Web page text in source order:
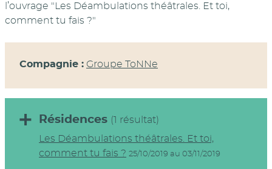
l’ouvrage "Les Déambulations théâtrales. Et toi,
comment tu fais ?"
Compagnie : Groupe ToNNe
Résidences (1 résultat)
Les Déambulations théâtrales. Et toi,
comment tu fais ? 25/10/2019 au 03/11/2019